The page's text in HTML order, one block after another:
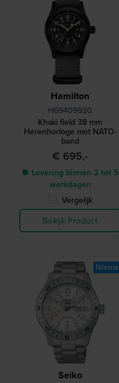
Hamilton
H69409930
Khaki field 38 mm
Herenhorloge met NATO-
band
€ 695,-
● Levering binnen 2 tot 5
werkdagen
Vergelijk
Bekijk Product
Seiko
Nieuw